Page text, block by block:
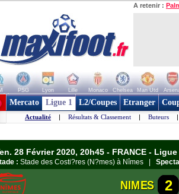
A retenir :
PSG Lyon Lille Monaco Chelsea Man Utd
Mercato Ligue 1 L2/Coupes Etranger
Actualité | Résultats & Classement | Buteurs |
28 Février 2020, 20h45 - FRANCE - Ligue
: Stade des Costi?res (N?mes) à Nîmes |
NIMES 2